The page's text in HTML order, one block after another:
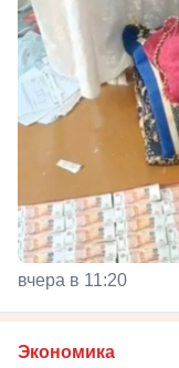
вчера в 11:20
Экономика